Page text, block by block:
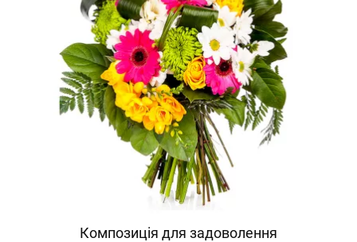
Композиція для задоволення